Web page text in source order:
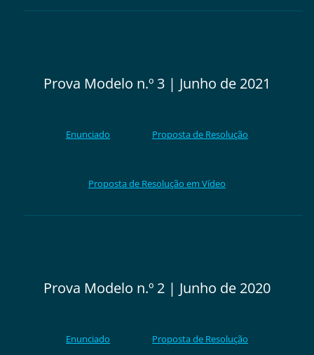
Prova Modelo n.º 3 | Junho de 2021
Enunciado Proposta de Resolução
Proposta de Resolução em Vídeo
Prova Modelo n.º 2 | Junho de 2020
Enunciado Proposta de Resolução